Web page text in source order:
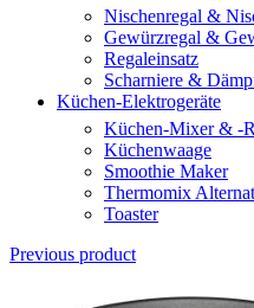
Nischenregal &
Gewürzregal &
Regaleinsatz
Scharniere &
Küchen-Elektrogeräte
Küchen-Mixer & -
Küchenwaage
Smoothie Maker
Thermomix
Toaster
Previous product